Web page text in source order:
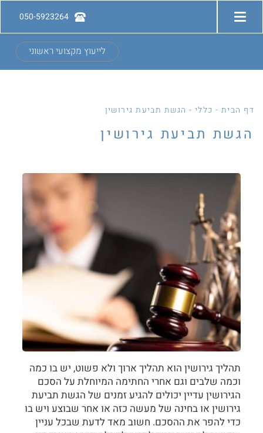
050-5923264
לייעוץ מקצועי ראשוני
דף הבית - כללי - הגשת תביעת גירושין
הגשת תביעת גירושין
תהליך גירושין הוא תהליך ארוך ולא פשוט, יש בו כמה
וכמה שלבים וגם אחרי החתימה המיוחלת על הסכם
הגירושין עדיין יכולים להגיע זמנים של הגשת תביעת
גירושין או בחינה של מעשה כזה או אחר שבוצע ויש בו
כדי להפר את ההסכם. חשוב מאד לדעת שבכל עניין